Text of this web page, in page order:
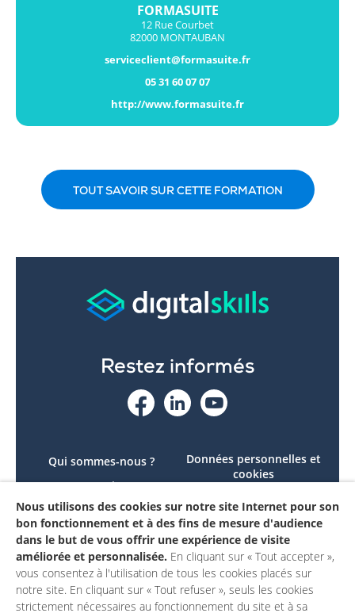
FORMASUITE
12 Rue Courbet
82000 MONTAUBAN
serviceclient@formasuite.fr
05 31 60 07 07
http://www.formasuite.fr
TOUT SAVOIR SUR CETTE FORMATION
Restez informés
Qui sommes-nous ?
Le projet
Contactez-nous
Mon compte
Données personnelles et
cookies
conforme
Mentions légales
Nous utilisons des cookies sur notre site Internet pour son
bon fonctionnement et à des fins de mesure d'audience
dans le but de vous offrir une expérience de visite
améliorée et personnalisée. En cliquant sur « Tout accepter »,
vous consentez à l'utilisation de tous les cookies placés sur
notre site. En cliquant sur « Tout refuser », seuls les cookies
strictement nécessaires au fonctionnement du site et à sa